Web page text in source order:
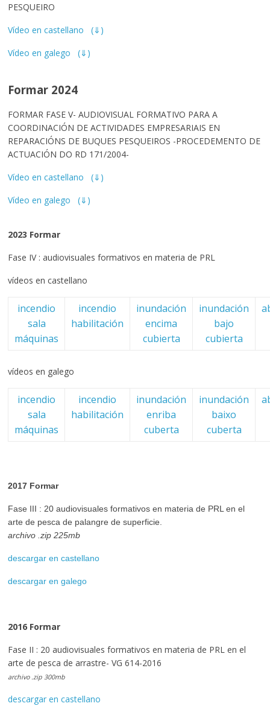
PESQUEIRO
Vídeo en castellano
(⇓)
Vídeo en galego
(⇓)
Formar 2024
FORMAR FASE V- AUDIOVISUAL FORMATIVO PARA A
COORDINACIÓN DE ACTIVIDADES EMPRESARIAIS EN
REPARACIÓNS DE BUQUES PESQUEIROS -PROCEDEMENTO DE
ACTUACIÓN DO RD 171/2004-
Vídeo en castellano
(⇓)
Vídeo en galego
(⇓)
2023 Formar
Fase IV : audiovisuales formativos en materia de PRL
vídeos en castellano
incendio
sala
máquinas
incendio
habilitación
inundación
encima
cubierta
inundación
bajo
cubierta
vídeos en galego
incendio
sala
máquinas
incendio
habilitación
inundación
enriba
cuberta
inundación
baixo
cuberta
2017 Formar
Fase III : 20 audiovisuales formativos en materia de PRL en el
arte de pesca de palangre de superficie.
archivo .zip 225mb
descargar en castellano
descargar en galego
2016 Formar
Fase II : 20 audiovisuales formativos en materia de PRL en el
arte de pesca de arrastre- VG 614-2016
archivo .zip 300mb
descargar en castellano